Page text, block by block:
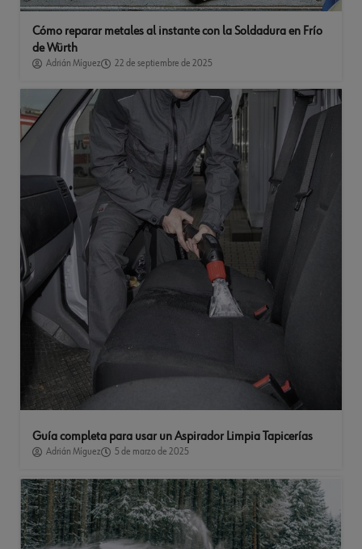
Cómo reparar metales al instante con la Soldadura en Frío
de Würth
Adrián Míguez 22 de septiembre de 2025
Guía completa para usar un Aspirador Limpia Tapicerías
Adrián Míguez 5 de marzo de 2025